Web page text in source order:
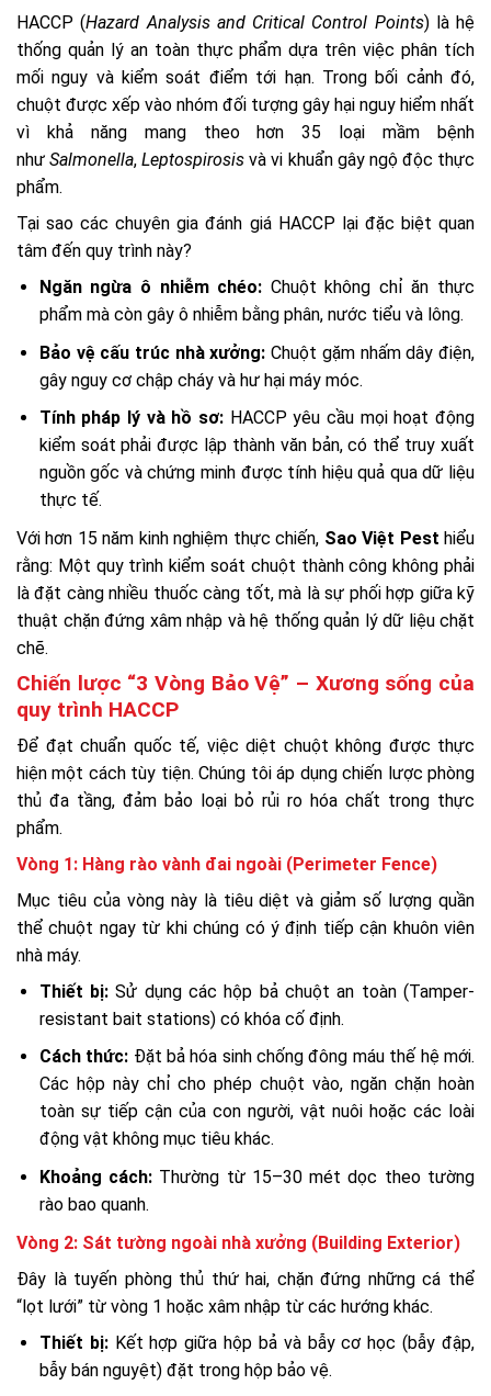
HACCP (Hazard Analysis and Critical Control Points) là hệ
thống quản lý an toàn thực phẩm dựa trên việc phân tích
mối nguy và kiểm soát điểm tới hạn. Trong bối cảnh đó,
chuột được xếp vào nhóm đối tượng gây hại nguy hiểm nhất
vì khả năng mang theo hơn 35 loại mầm bệnh
nhưSalmonella,Leptospirosis và vi khuẩn gây ngộ độc thực
phẩm.
Tại sao các chuyên gia đánh giá HACCP lại đặc biệt quan
tâm đến quy trình này?
Ngăn ngừa ô nhiễm chéo: Chuột không chỉ ăn thực
phẩm mà còn gây ô nhiễm bằng phân, nước tiểu và lông.
Bảo vệ cấu trúc nhà xưởng: Chuột gặm nhấm dây điện,
gây nguy cơ chập cháy và hư hại máy móc.
Tính pháp lý và hồ sơ: HACCP yêu cầu mọi hoạt động
kiểm soát phải được lập thành văn bản, có thể truy xuất
nguồn gốc và chứng minh được tính hiệu quả qua dữ liệu
thực tế.
Với hơn 15 năm kinh nghiệm thực chiến, Sao Việt Pest hiểu
rằng: Một quy trình kiểm soát chuột thành công không phải
là đặt càng nhiều thuốc càng tốt, mà là sự phối hợp giữa kỹ
thuật chặn đứng xâm nhập và hệ thống quản lý dữ liệu chặt
chẽ.
Chiến lược “3 Vòng Bảo Vệ” – Xương sống của
quy trình HACCP
Để đạt chuẩn quốc tế, việc diệt chuột không được thực
hiện một cách tùy tiện. Chúng tôi áp dụng chiến lược phòng
thủ đa tầng, đảm bảo loại bỏ rủi ro hóa chất trong thực
phẩm.
Vòng 1: Hàng rào vành đai ngoài (Perimeter Fence)
Mục tiêu của vòng này là tiêu diệt và giảm số lượng quần
thể chuột ngay từ khi chúng có ý định tiếp cận khuôn viên
nhà máy.
Thiết bị: Sử dụng các hộp bả chuột an toàn (Tamper-
resistant bait stations) có khóa cố định.
Cách thức: Đặt bả hóa sinh chống đông máu thế hệ mới.
Các hộp này chỉ cho phép chuột vào, ngăn chặn hoàn
toàn sự tiếp cận của con người, vật nuôi hoặc các loài
động vật không mục tiêu khác.
Khoảng cách: Thường từ 15–30 mét dọc theo tường
rào bao quanh.
Vòng 2: Sát tường ngoài nhà xưởng (Building Exterior)
Đây là tuyến phòng thủ thứ hai, chặn đứng những cá thể
“lọt lưới” từ vòng 1 hoặc xâm nhập từ các hướng khác.
Thiết bị:Kết hợp giữa hộp bả và bẫy cơ học (bẫy đập,
bẫy bán nguyệt) đặt trong hộp bảo vệ.